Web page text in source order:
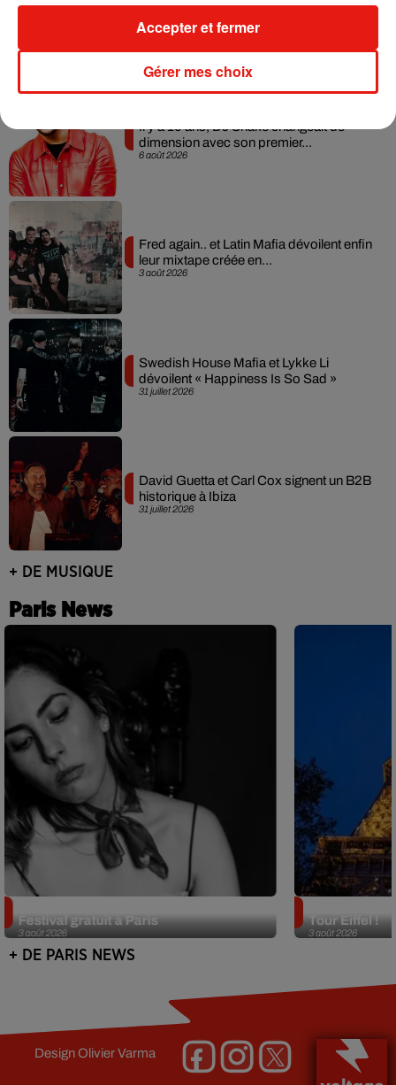
7 août 2026
Angèle et Amélie Lens dévoilent leur
collaboration tant attendue
6 août 2026
Il y a 10 ans, DJ Snake changeait de
dimension avec son premier...
3 août 2026
Fred again.. et Latin Mafia dévoilent enfin
leur mixtape créée en...
31 juillet 2026
Swedish House Mafia et Lykke Li
dévoilent « Happiness Is So Sad »
31 juillet 2026
David Guetta et Carl Cox signent un B2B
historique à Ibiza
+ DE MUSIQUE
Paris News
3 août 2026
Festival gratuit à Paris
3 août 2026
Tour Eiffel !
+ DE PARIS NEWS
DesignOlivier Varma
Gérer mes choix
Accepter et fermer